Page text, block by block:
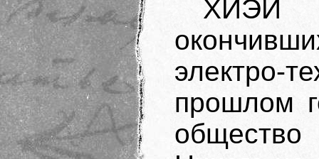
ХИЭИ
электро-
прошлом